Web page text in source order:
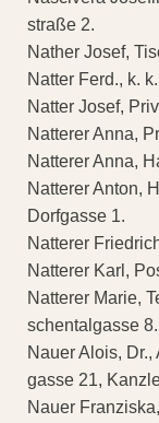
straße 2.
Nather Josef,
Natter Ferd., k.
Natter Josef,
Natterer Anna,
Natterer Anna,
Natterer Anton,
Dorfgasse 1.
Natterer
Natterer Karl,
Natterer Marie,
schentalgasse 8.
Nauer Alois,
gasse 21,
Nauer